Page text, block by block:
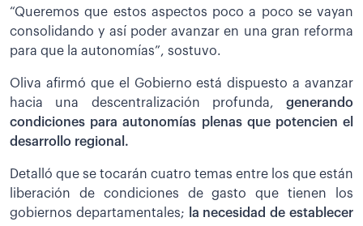
“Queremos que estos aspectos poco a poco se vayan
consolidando y así poder avanzar en una gran reforma
para que la autonomías”, sostuvo.
Oliva afirmó que el Gobierno está dispuesto a avanzar
hacia una descentralización profunda, generando
condiciones para autonomías plenas que potencien el
desarrollo regional.
Detalló que se tocarán cuatro temas entre los que están
liberación de condiciones de gasto que tienen los
gobiernos departamentales;
la necesidad de establecer